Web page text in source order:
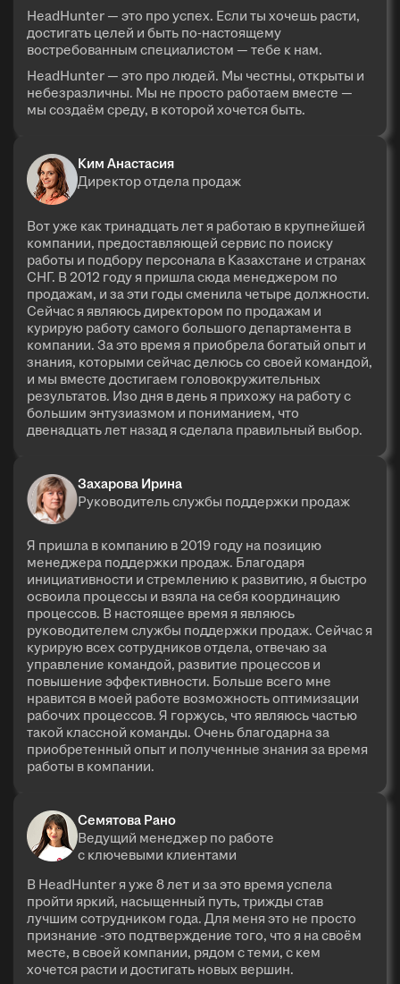
HeadHunter — это про успех. Если ты хочешь расти,
достигать целей и быть по-настоящему
востребованным специалистом — тебе к нам.
HeadHunter — это про людей. Мы честны, открыты и
небезразличны. Мы не просто работаем вместе —
мы создаём среду, в которой хочется быть.
Ким Анастасия
Директор отдела продаж
Вот уже как тринадцать лет я работаю в крупнейшей
компании, предоставляющей сервис по поиску
работы и подбору персонала в Казахстане и странах
СНГ. В 2012 году я пришла сюда менеджером по
продажам, и за эти годы сменила четыре должности.
Сейчас я являюсь директором по продажам и
курирую работу самого большого департамента в
компании. За это время я приобрела богатый опыт и
знания, которыми сейчас делюсь со своей командой,
и мы вместе достигаем головокружительных
результатов. Изо дня в день я прихожу на работу с
большим энтузиазмом и пониманием, что
двенадцать лет назад я сделала правильный выбор.
Захарова Ирина
Руководитель службы поддержки продаж
Я пришла в компанию в 2019 году на позицию
менеджера поддержки продаж. Благодаря
инициативности и стремлению к развитию, я быстро
освоила процессы и взяла на себя координацию
процессов. В настоящее время я являюсь
руководителем службы поддержки продаж. Сейчас я
курирую всех сотрудников отдела, отвечаю за
управление командой, развитие процессов и
повышение эффективности. Больше всего мне
нравится в моей работе возможность оптимизации
рабочих процессов. Я горжусь, что являюсь частью
такой классной команды. Очень благодарна за
приобретенный опыт и полученные знания за время
работы в компании.
Семятова Рано
Ведущий менеджер по работе
с ключевыми клиентами
В HeadHunter я уже 8 лет и за это время успела
пройти яркий, насыщенный путь, трижды став
лучшим сотрудником года. Для меня это не просто
признание -это подтверждение того, что я на своём
месте, в своей компании, рядом с теми, с кем
хочется расти и достигать новых вершин.